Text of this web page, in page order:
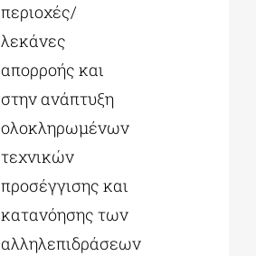
περιοχές/
λεκάνες
απορροής και
στην ανάπτυξη
ολοκληρωμένων
τεχνικών
προσέγγισης και
κατανόησης των
αλληλεπιδράσεων